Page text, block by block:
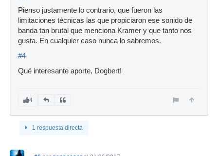
Pienso justamente lo contrario, que fueron las
limitaciones técnicas las que propiciaron ese sonido de
banda tan brutal que menciona Kramer y que tanto nos
gusta. En cualquier caso nunca lo sabremos.
#4
Qué interesante aporte, Dogbert!
4
1 respuesta directa